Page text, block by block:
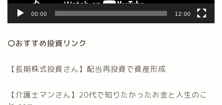
00:00 12:00
〇おすすめ投資リンク
【長期株式投資さん】配当再投資で資産形成
【介護士マンさん】20代で知りたかったお金と人生のこ